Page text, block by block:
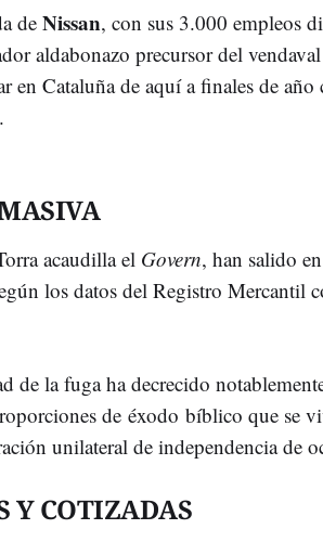
de Nissan, con sus 3.000 empleos
aldabonazo precursor del
en Cataluña de aquí a finales de
acaudilla el Govern, han salido
los datos del Registro Mercantil
de la fuga ha decrecido
de éxodo bíblico que se
unilateral de independencia de
Y COTIZADAS